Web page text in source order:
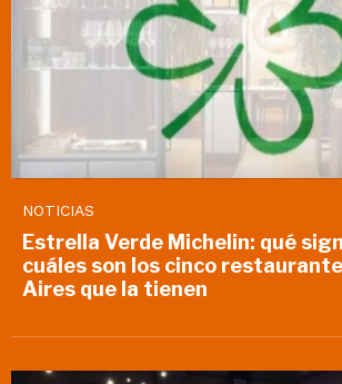
NOTICIAS
Estrella Verde Michelin: qué
cuáles son los cinco
Aires que la tienen